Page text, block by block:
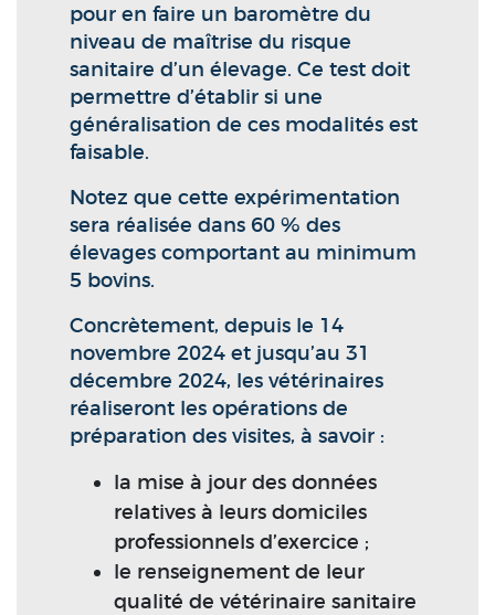
pour en faire un baromètre du
niveau de maîtrise du risque
sanitaire d’un élevage. Ce test doit
permettre d’établir si une
généralisation de ces modalités est
faisable.
Notez que cette expérimentation
sera réalisée dans 60 % des
élevages comportant au minimum
5 bovins.
Concrètement, depuis le 14
novembre 2024 et jusqu’au 31
décembre 2024, les vétérinaires
réaliseront les opérations de
préparation des visites, à savoir :
la mise à jour des données
relatives à leurs domiciles
professionnels d’exercice ;
le renseignement de leur
qualité de vétérinaire sanitaire